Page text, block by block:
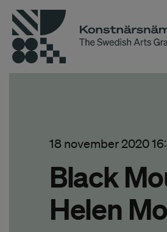
18 november 2020
Black
Helen